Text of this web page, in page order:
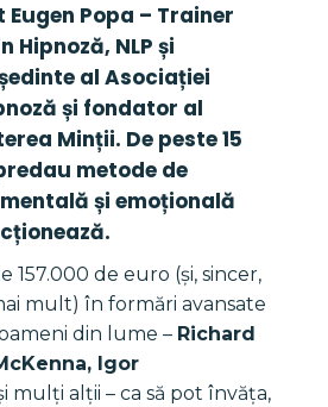
157.000 de euro (și, sincer,
mult) în formări avansate
din lume – Richard
Igor
mulți alții – ca să pot învăța,
Popa – Trainer
Hipnoză, NLP și
al Asociației
și fondator al
Minții. De peste 15
metode de
și emoțională